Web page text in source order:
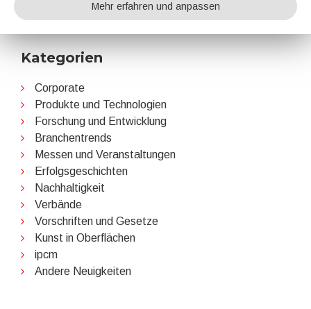
Kategorien
Corporate
Produkte und Technologien
Forschung und Entwicklung
Branchentrends
Messen und Veranstaltungen
Erfolgsgeschichten
Nachhaltigkeit
Verbände
Vorschriften und Gesetze
Kunst in Oberflächen
ipcm
Andere Neuigkeiten
Mehr erfahren und anpassen